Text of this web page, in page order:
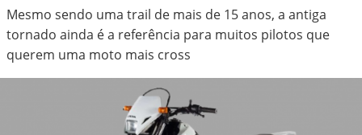
Mesmo sendo uma trail de mais de 15 anos, a antiga
tornado ainda é a referência para muitos pilotos que
querem uma moto mais cross